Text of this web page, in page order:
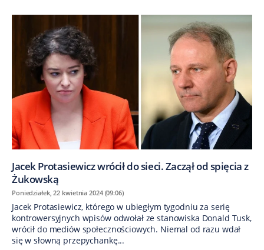
Jacek Protasiewicz wrócił do sieci. Zaczął od spięcia z
Żukowską
Poniedziałek, 22 kwietnia 2024 (09:06)
Jacek Protasiewicz, którego w ubiegłym tygodniu za serię
kontrowersyjnych wpisów odwołał ze stanowiska Donald Tusk,
wrócił do mediów społecznościowych. Niemal od razu wdał
się w słowną przepychankę...